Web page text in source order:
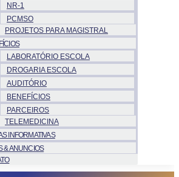
NR-1
PCMSO
PROJETOS PARA MAGISTRAL
LABORATÓRIO ESCOLA
DROGARIA ESCOLA
AUDITÓRIO
BENEFÍCIOS
PARCEIROS
TELEMEDICINA
INFORMATIVAS
& ANUNCIOS